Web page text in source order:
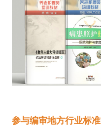
参与编审地方行业标准